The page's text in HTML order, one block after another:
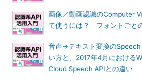
画像／動画認識のComputer
て使うには？ フォントごと
音声→テキスト変換の
い方と、2017年4月における
Cloud Speech APIとの違い